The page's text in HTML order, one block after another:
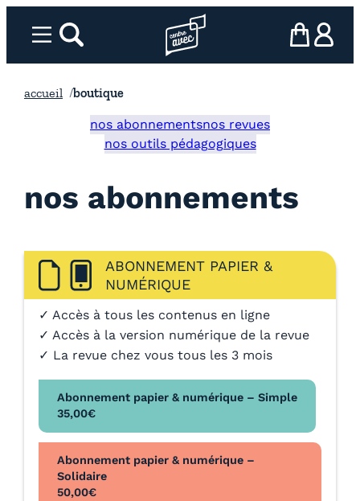
Menurechercher Page d’accueil l’association
mon panier
ma
accueil boutique
nos abonnementsnos revues
nos outils pédagogiques
nos abonnements
ABONNEMENT PAPIER &
NUMÉRIQUE
✓ Accès à tous les contenus en ligne
✓ Accès à la version numérique de la revue
✓ La revue chez vous tous les 3 mois
Abonnement papier & numérique – Simple
35,00€
Abonnement papier & numérique –
Solidaire
50,00€